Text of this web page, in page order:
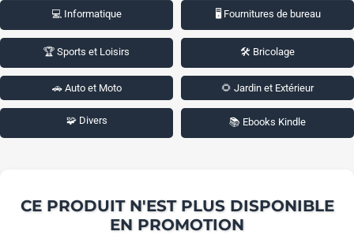
💻 Informatique 🖥️ Fournitures de bureau
🏆 Sports et Loisirs 🛠️ Bricolage
🚗 Auto et Moto 🌻 Jardin et Extérieur
🧩 Divers 📚 Ebooks Kindle
CE PRODUIT N'EST PLUS DISPONIBLE
EN PROMOTION